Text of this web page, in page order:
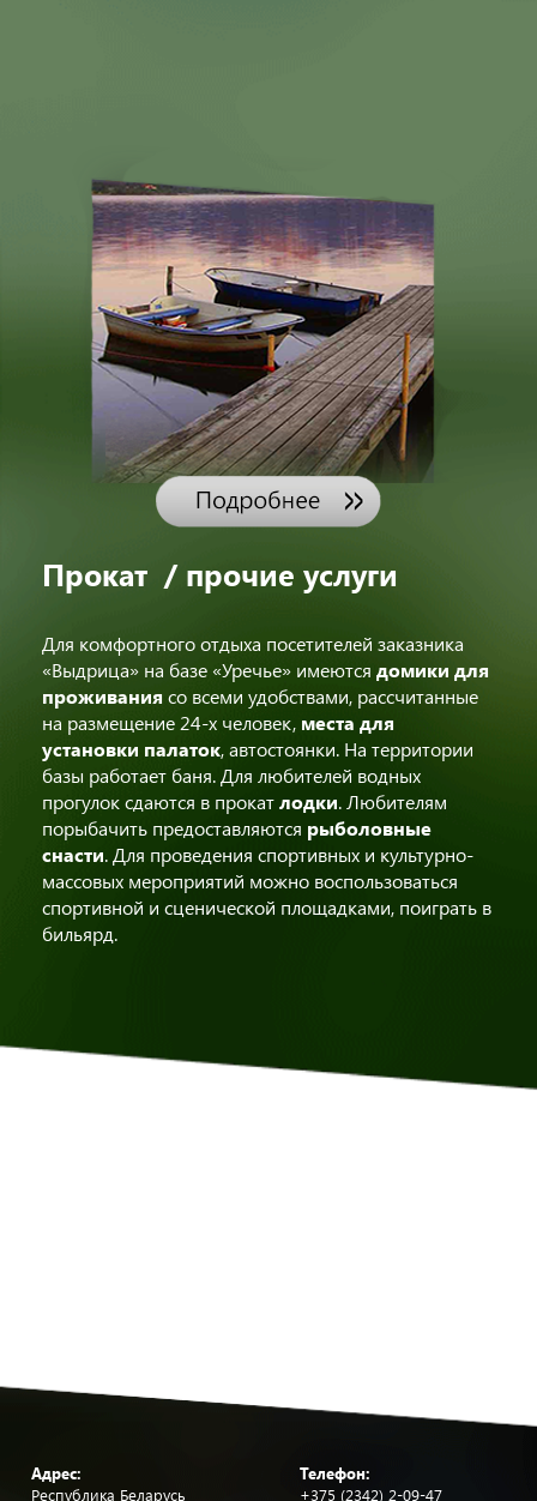
Прокат / прочие услуги
Для комфортного отдыха посетителей заказника
«Выдрица» на базе «Уречье» имеются домики для
проживания со всеми удобствами, рассчитанные
на размещение 24-х человек, места для
установки палаток, автостоянки. На территории
базы работает баня. Для любителей водных
прогулок сдаются в прокатлодки. Любителям
порыбачить предоставляются рыболовные
снасти. Для проведения спортивных и культурно-
массовых мероприятий можно воспользоваться
спортивной и сценической площадками, поиграть в
бильярд.
Адрес:
Республика Беларусь
Телефон:
+375 (2342) 2-09-47